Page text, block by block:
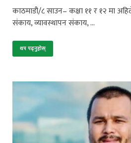
काठमाडौ/८ साउन– कक्षा ११ र १२ मा
संकाय, व्यावस्थापन संकाय, …
थप पढ्नुहोस्